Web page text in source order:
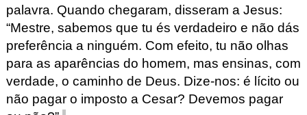
palavra. Quando chegaram, disseram a Jesus:
“Mestre, sabemos que tu és verdadeiro e não dás
preferência a ninguém. Com efeito, tu não olhas
para as aparências do homem, mas ensinas, com
verdade, o caminho de Deus. Dize-nos: é lícito ou
não pagar o imposto a Cesar? Devemos pagar